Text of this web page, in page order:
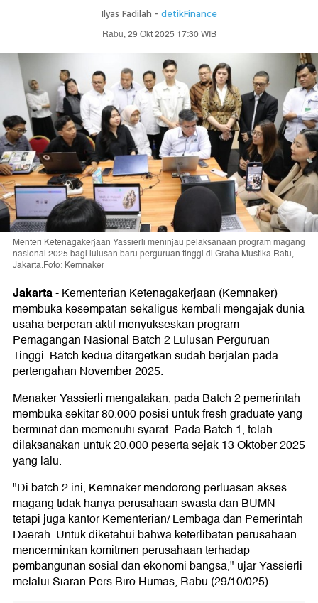
Ilyas Fadilah - detikFinance
Rabu, 29 Okt 2025 17:30 WIB
Menteri Ketenagakerjaan Yassierli meninjau pelaksanaan program magang
nasional 2025 bagi lulusan baru perguruan tinggi di Graha Mustika Ratu,
Jakarta.Foto: Kemnaker
Jakarta-Kementerian Ketenagakerjaan (Kemnaker)
membuka kesempatan sekaligus kembali mengajak dunia
usaha berperan aktif menyukseskan program
Pemagangan Nasional Batch 2 Lulusan Perguruan
Tinggi. Batch kedua ditargetkan sudah berjalan pada
pertengahan November 2025.
Menaker Yassierli mengatakan, pada Batch 2 pemerintah
membuka sekitar 80.000 posisi untuk fresh graduate yang
berminat dan memenuhi syarat. Pada Batch 1, telah
dilaksanakan untuk 20.000 peserta sejak 13 Oktober 2025
yang lalu.
"Di batch 2 ini, Kemnaker mendorong perluasan akses
magang tidak hanya perusahaan swasta dan BUMN
tetapi juga kantor Kementerian/ Lembaga dan Pemerintah
Daerah. Untuk diketahui bahwa keterlibatan perusahaan
mencerminkan komitmen perusahaan terhadap
pembangunan sosial dan ekonomi bangsa," ujar Yassierli
melalui Siaran Pers Biro Humas, Rabu (29/10/025).